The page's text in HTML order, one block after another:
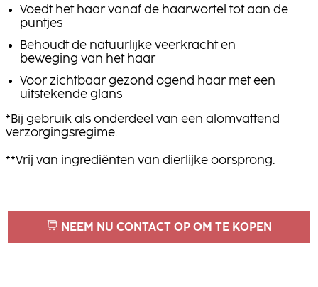
Voedt het haar vanaf de haarwortel tot aan de
puntjes
Behoudt de natuurlijke veerkracht en
beweging van het haar
Voor zichtbaar gezond ogend haar met een
uitstekende glans
*Bij gebruik als onderdeel van een alomvattend
verzorgingsregime.
**Vrij van ingrediënten van dierlijke oorsprong.
NEEM NU CONTACT OP OM TE KOPEN